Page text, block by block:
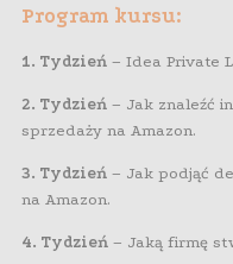
Program kursu:
1. Tydzień – Idea Private
2. Tydzień – Jak znaleźć
sprzedaży na Amazon.
3. Tydzień – Jak podjąć
na Amazon.
4. Tydzień – Jaką firmę